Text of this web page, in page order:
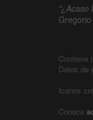
"¿Acaso
Contiene
Datos de
Iconos
Conoce